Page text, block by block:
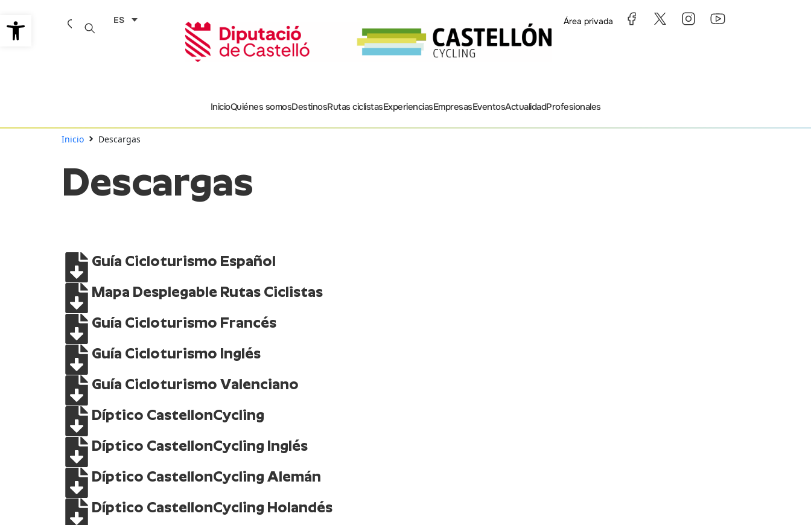
Abrir barra de herramientas
al
contenido
ES Área privada
InicioQuiénes somosDestinosRutas ciclistasExperienciasEmpresasEventosActualidadProfesionales
Inicio Descargas
Descargas
Guía Cicloturismo Español
Mapa Desplegable Rutas Ciclistas
Guía Cicloturismo Francés
Guía Cicloturismo Inglés
Guía Cicloturismo Valenciano
Díptico CastellonCycling
Díptico CastellonCycling Inglés
Díptico CastellonCycling Alemán
Díptico CastellonCycling Holandés